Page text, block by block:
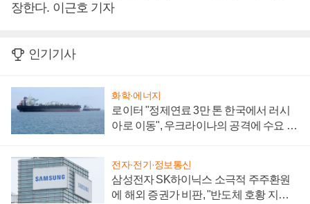
장한다. 이근호 기자
인기기사
화학·에너지
로이터 "정제연료 3만 톤 한국에서 러시
아로 이동", 우크라이나의 공격에 수요 늘
전자·전기·정보통신
삼성전자 SK하이닉스 소극적 주주환원
에 해외 증권가 비판, "반도체 호황 지속